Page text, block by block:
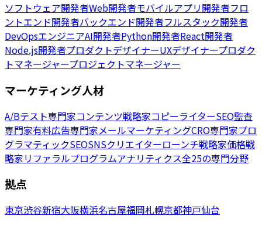
ソフトウェア開発者Web開発者モバイルアプリ開発者フロ
ントエンド開発者バックエンド開発者フルスタック開発者
DevOpsエンジニアAI開発者Python開発者React開発者
Node.js開発者プロダクトデザイナーUXデザイナープロダク
トマネージャープロジェクトマネージャー
マーケティング人材
A/Bテスト専門家コンテンツ戦略家コピーライターSEO監査
専門家有料広告専門家メールマーケティングCRO専門家プロ
グラマティックSEOSNSクリエイターローンチ戦略家価格戦
略家リファラルプログラムアナリティクス全25の専門分野
拠点
東京渋谷新宿大阪横浜名古屋福岡札幌京都神戸仙台